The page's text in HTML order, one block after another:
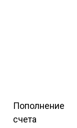
Пополнение
счета